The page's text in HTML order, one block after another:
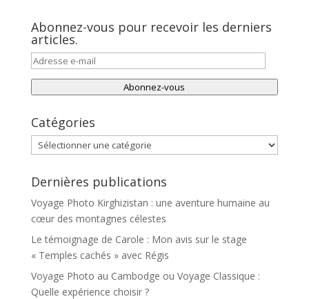
Abonnez-vous pour recevoir les derniers
articles.
Adresse
e-
mail
Abonnez-vous
Catégories
Catégories
Dernières publications
Voyage Photo Kirghizistan : une aventure humaine au
cœur des montagnes célestes
Le témoignage de Carole : Mon avis sur le stage
« Temples cachés » avec Régis
Voyage Photo au Cambodge ou Voyage Classique :
Quelle expérience choisir ?